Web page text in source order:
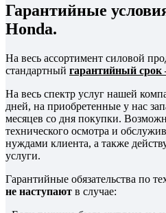
Гарантийные
Honda.
На весь ассортимент силовой
стандартный гарантийный срок
На весь спектр услуг нашей
дней, на приобретенные у нас
месяцев со дня покупки.
технического осмотра и
нуждами клиента, а также
услуги.
Гарантийные обязательства по
не наступают в случае: